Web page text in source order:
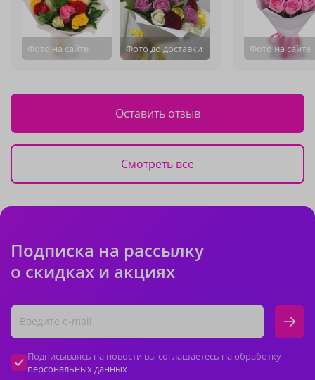
Фото на сайте Фото до доставки Фото на сайте
Оставить отзыв
Смотреть все
Подписка на рассылку
о скидках и акциях
Подписываясь на новости вы соглашаетесь на обработку
персональных данных